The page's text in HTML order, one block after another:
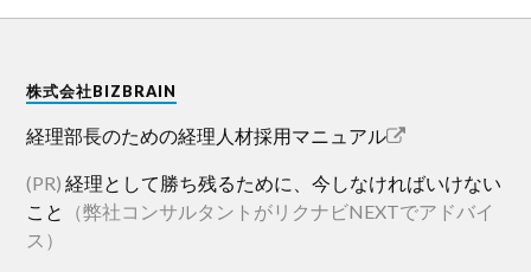
株式会社BIZBRAIN
経理部長のための経理人材採用マニュアル
(PR)経理として勝ち残るために、今しなければいけない
こと
（弊社コンサルタントがリクナビNEXTでアドバイ
ス）